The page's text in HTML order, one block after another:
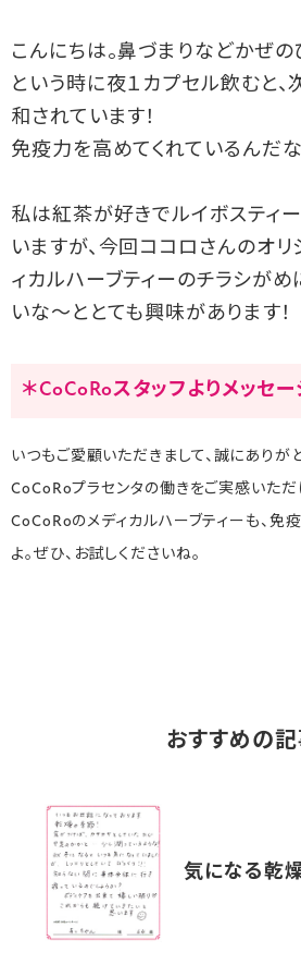
こんにちは。鼻づまりなどかぜ
という時に夜１カプセル飲むと
和されています！
免疫力を高めてくれているんだな
私は紅茶が好きでルイボスティ
いますが、今回ココロさんのオリ
ィカルハーブティーのチラシがめ
いな～ととても興味があります！
＊CoCoRoスタッフよりメッセー
いつもご愛顧いただきまして、誠にありが
CoCoRoプラセンタの働きをご実感いただ
CoCoRoのメディカルハーブティーも、免
よ。ぜひ、お試しくださいね。
おすすめの
気になる乾燥